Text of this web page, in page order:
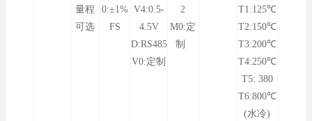
量程
可选
0:±1%
FS
V4:0.5-
4.5V
D:RS485
V0:定制
2
M0:定
制
T1:125℃
T2:150℃
T3:200℃
T4:250℃
T5: 380
T6:800℃
(水冷)